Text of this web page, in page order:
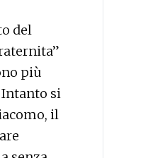
del
più
Intanto si
il